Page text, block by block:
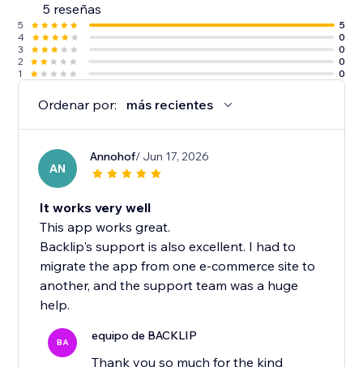
5 reseñas
5
5
4
0
3
0
2
0
1
0
Ordenar por: más recientes
AN
Annohof/ Jun 17, 2026
It works very well
This app works great.
Backlip's support is also excellent. I had to
migrate the app from one e-commerce site to
another, and the support team was a huge
help.
BA equipo de BACKLIP
Thank you so much for the kind